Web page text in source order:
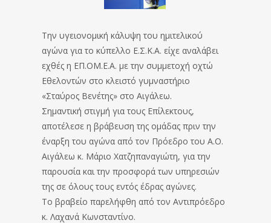
Την υγειονομική κάλυψη του ημιτελικού
αγώνα για το κύπελλο Ε.Σ.Κ.Α. είχε αναλάβει
εχθές η ΕΠ.ΟΜ.Ε.Α. με την συμμετοχή οχτώ
Εθελοντών στο κλειστό γυμναστήριο
«Σταύρος Βενέτης» στο Αιγάλεω.
Σημαντική στιγμή για τους Επίλεκτους,
αποτέλεσε η βράβευση της ομάδας πριν την
έναρξη του αγώνα από τον Πρόεδρο του Α.Ο.
Αιγάλεω κ. Μάριο Χατζηπαναγιώτη, για την
παρουσία και την προσφορά των υπηρεσιών
της σε όλους τους εντός έδρας αγώνες.
Το βραβείο παρελήφθη από τον Αντιπρόεδρο
κ. Λαχανά Κωνσταντίνο.